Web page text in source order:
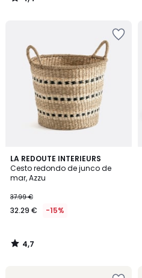
/
LA REDOUTE INTERIEURS
Cesto redondo de junco de
mar, Azzu
37.99 €
32.29 € -15%
4,7
/ 5
4,7
/